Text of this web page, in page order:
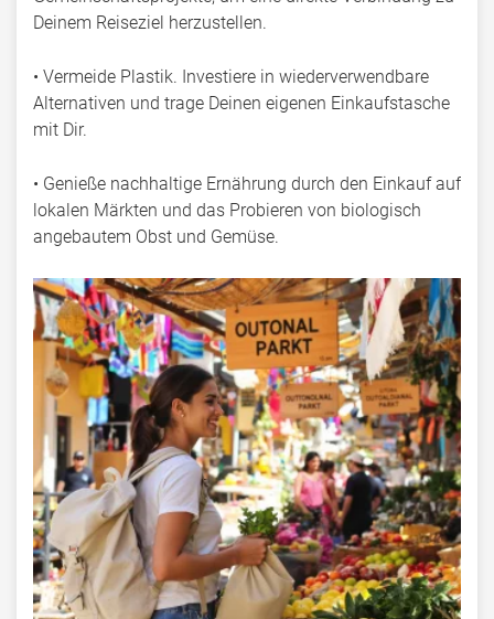
Deinem Reiseziel herzustellen.
• Vermeide Plastik. Investiere in wiederverwendbare
Alternativen und trage Deinen eigenen Einkaufstasche
mit Dir.
• Genieße nachhaltige Ernährung durch den Einkauf auf
lokalen Märkten und das Probieren von biologisch
angebautem Obst und Gemüse.